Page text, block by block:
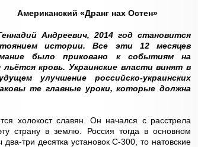
Американский «Дранг нах Остен»
Андреевич, 2014 год становится
истории. Все эти 12 месяцев
было приковано к событиям на
кровь. Украинские власти винят в
улучшение российско-украинских
те главные уроки, которые должна
холокост славян. Он начался с расстрела
страну в землю. Россия тогда в основном
три десятка установок С-300, то натовские